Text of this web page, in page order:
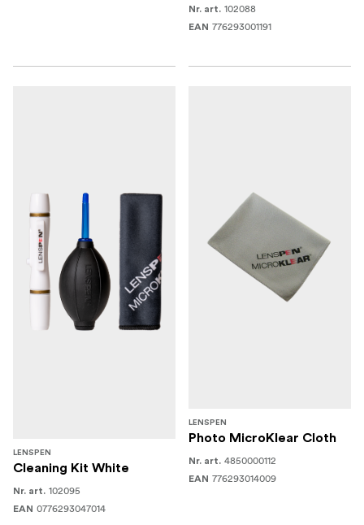
Nr. art. 102088
EAN 776293001191
LENSPEN
Cleaning Kit White
Nr. art. 102095
EAN 0776293047014
LENSPEN
Photo MicroKlear Cloth
Nr. art. 4850000112
EAN 776293014009